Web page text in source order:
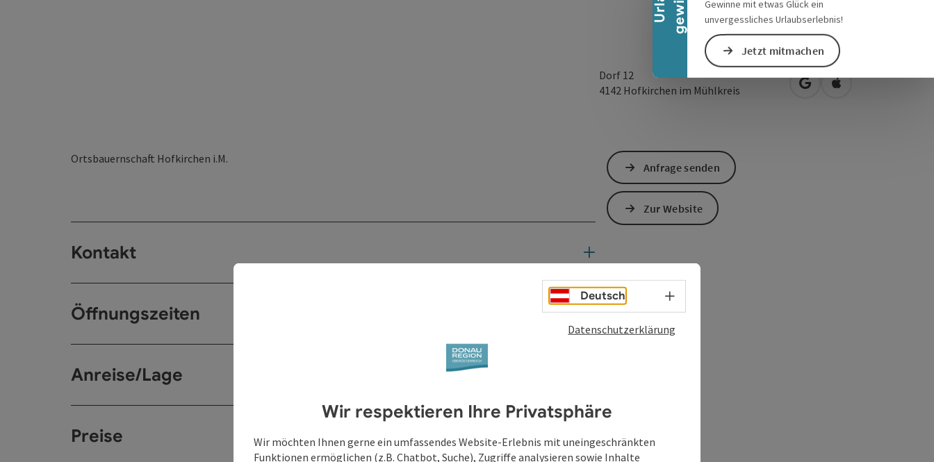
Gewinne mit etwas Glück ein
unvergessliches Urlaubserlebnis!
Jetzt mitmachen
Dorf 12
4142 Hofkirchen im Mühlkreis in Google Maps öffnen
in Apple Maps
Ortsbauernschaft Hofkirchen i.M.
Kontakt
Öffnungszeiten
Anreise/Lage
Preise
Anfrage senden
Zur Website
Deutsch Sprachwahl - Menü öffnen
Datenschutzerklärung
Wir respektieren Ihre Privatsphäre
Wir möchten Ihnen gerne ein umfassendes Website-Erlebnis mit uneingeschränkten
Funktionen ermöglichen (z.B. Chatbot, Suche), Zugriffe analysieren sowie Inhalte